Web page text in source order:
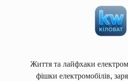
Життя та лайфхаки
фішки електромобілів,